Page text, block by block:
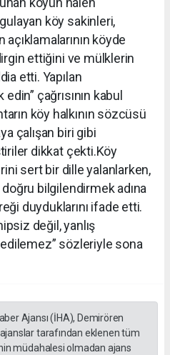
köy sakinleri,
açıklamalarının köyde
ettiğini ve mülklerin
etti. Yapılan
çağrısının kabul
köy halkının sözcüsü
çalışan biri gibi
dikkat çekti.Köy
sert bir dille yalanlarken,
bilgilendirmek adına
duyduklarını ifade etti.
değil, yanlış
sözleriyle sona
Ajansı (İHA), Demirören
tarafından eklenen tüm
müdahalesi olmadan ajans